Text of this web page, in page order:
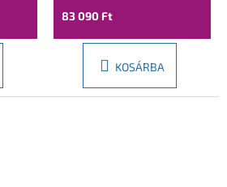
83 090 Ft
KOSÁRBA